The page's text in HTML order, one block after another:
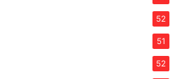
52
51
52